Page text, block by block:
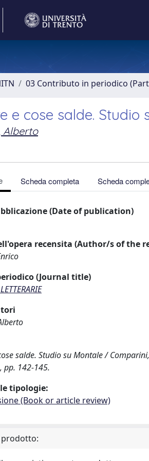
03 Contributo in periodico
e cose salde. Studio
Alberto
Scheda completa Scheda
(Date of publication)
recensita (Author/s of the
(Journal title)
salde. Studio su Montale / Comparini,
pp. 142-145.
tipologie:
(Book or article review)
prodotto: